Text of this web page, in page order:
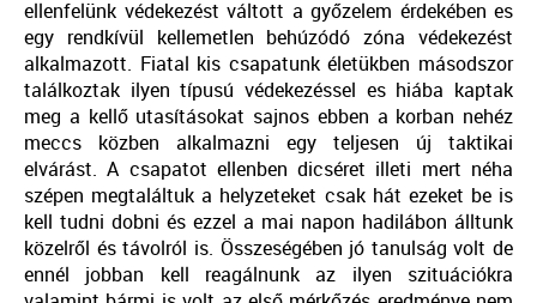
ellenfelünk védekezést váltott a győzelem érdekében es
egy rendkívül kellemetlen behúzódó zóna védekezést
alkalmazott. Fiatal kis csapatunk életükben másodszor
találkoztak ilyen típusú védekezéssel es hiába kaptak
meg a kellő utasításokat sajnos ebben a korban nehéz
meccs közben alkalmazni egy teljesen új taktikai
elvárást. A csapatot ellenben dicséret illeti mert néha
szépen megtaláltuk a helyzeteket csak hát ezeket be is
kell tudni dobni és ezzel a mai napon hadilábon álltunk
közelről és távolról is. Összeségében jó tanulság volt de
ennél jobban kell reagálnunk az ilyen szituációkra